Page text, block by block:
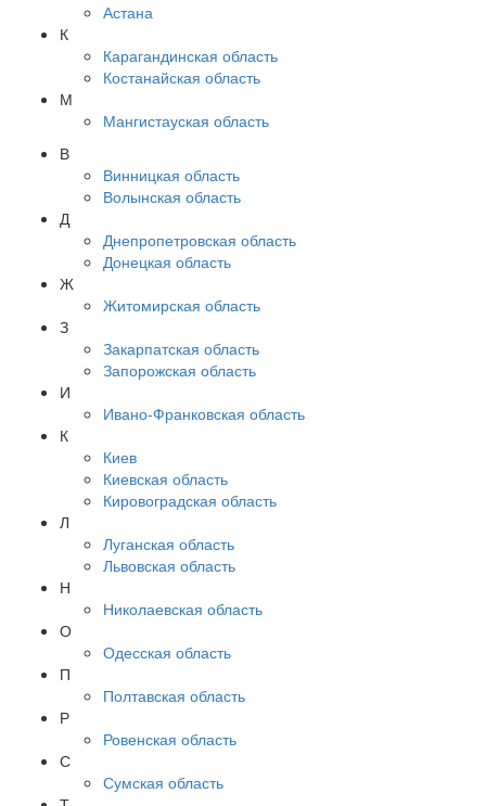
Астана
К
Карагандинская область
Костанайская область
М
Мангистауская область
В
Винницкая область
Волынская область
Д
Днепропетровская область
Донецкая область
Ж
Житомирская область
З
Закарпатская область
Запорожская область
И
Ивано-Франковская область
К
Киев
Киевская область
Кировоградская область
Л
Луганская область
Львовская область
Н
Николаевская область
О
Одесская область
П
Полтавская область
Р
Ровенская область
С
Сумская область